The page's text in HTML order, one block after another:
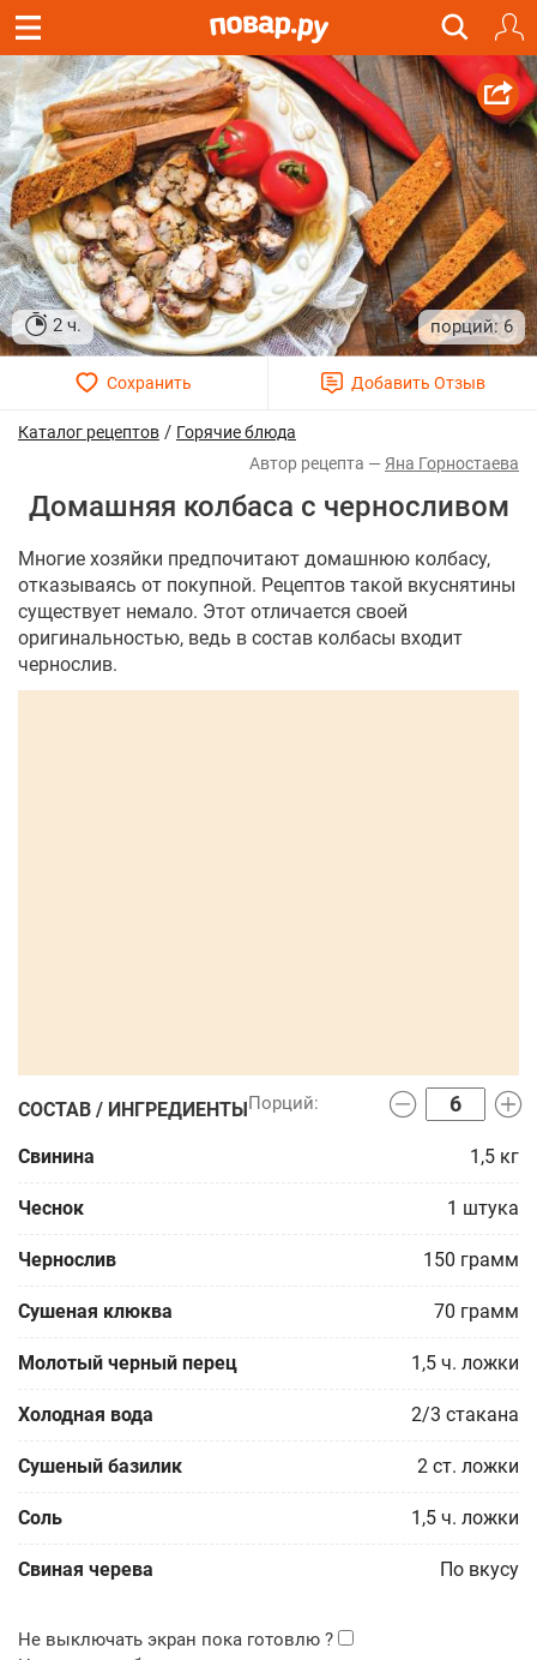
2 ч. 6
Каталог рецептов / Горячие блюда
Яна Горностаева
Домашняя колбаса с черносливом
Многие хозяйки предпочитают домашнюю колбасу,
отказываясь от покупной. Рецептов такой вкуснятины
существует немало. Этот отличается своей
оригинальностью, ведь в состав колбасы входит
чернослив.
СОСТАВ / ИНГРЕДИЕНТЫ
Свинина 1,5 кг
Чеснок 1 штука
Чернослив 150 грамм
Сушеная клюква 70 грамм
Молотый черный перец 1,5 ч. ложки
Холодная вода 2/3 стакана
Сушеный базилик 2 ст. ложки
Соль 1,5 ч. ложки
Свиная черева По вкусу